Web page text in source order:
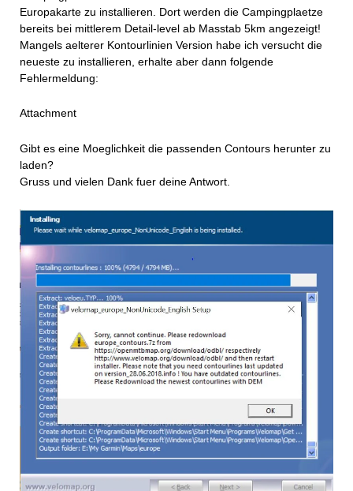
Europakarte zu installieren. Dort werden die Campingplaetze
bereits bei mittlerem Detail-level ab Masstab 5km angezeigt!
Mangels aelterer Kontourlinien Version habe ich versucht die
neueste zu installieren, erhalte aber dann folgende
Fehlermeldung:
Attachment
Gibt es eine Moeglichkeit die passenden Contours herunter zu
laden?
Gruss und vielen Dank fuer deine Antwort.